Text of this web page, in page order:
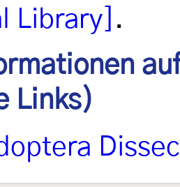
Library] .
Links)